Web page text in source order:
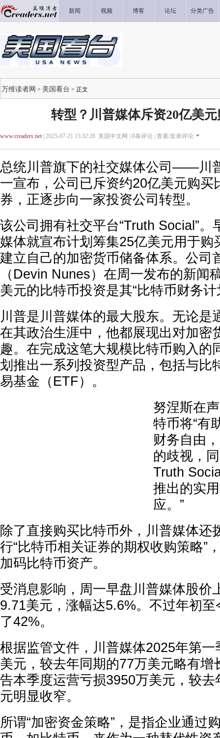
新闻 视频 博客 论坛 分类广告
万维读者网 > 美国看台 > 正文
转型？川普媒体斥资20亿美
www.creaders.net| 2025-07-21 15:32:28 美国中文网 | 0条评论 | 查看/发表评论
总统川普旗下的社交媒体公司——川
一宣布，公司已斥资约20亿美元购买
券，正逐步向一家投资公司转型。
该公司拥有社交平台“Truth Social”。
媒体就宣布计划筹集25亿美元用于购
建立自己的加密货币储备体系。公司
（Devin Nunes）在周一发布的新闻
美元的比特币投资是其“比特币财务
川普是川普媒体的最大股东。无论是
在其政治生涯中，他都展现出对加密
趣。在完成这笔大规模比特币购入的
划推出一系列投资型产品，包括与比
易基金（ETF）。
努涅斯在
特币将“有
财务自由
的歧视，
Truth
推出的实
应。”
除了直接购买比特币外，川普媒体还
行“比特币相关证券的期权收购策略”
加码比特币资产。
受消息影响，周一早盘川普媒体股价
9.71美元，涨幅达5.6%。不过年初
了42%。
根据监管文件，川普媒体2025年第
美元，较去年同期的77万美元略有增
告本季度运营亏损3950万美元，较
元明显收窄。
所谓“加密资金策略”，是指企业通过